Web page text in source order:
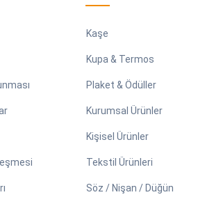
Kaşe
Kupa & Termos
Plaket & Ödüller
Kurumsal Ürünler
Kişisel Ürünler
Tekstil Ürünleri
Söz / Nişan / Düğün